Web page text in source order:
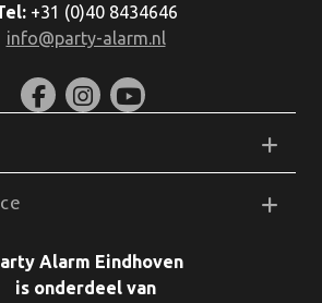
+31 (0)40 8434646
info@party-alarm.nl
Alarm Eindhoven
is onderdeel van